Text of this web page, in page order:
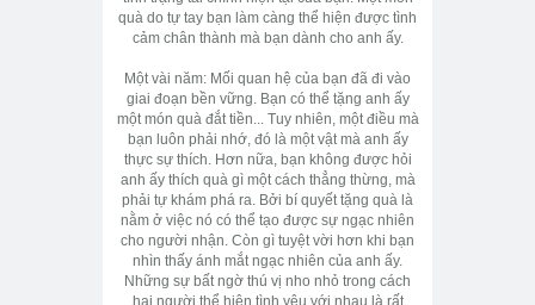
quà do tự tay bạn làm càng thể hiện được tình
cảm chân thành mà bạn dành cho anh ấy.
Một vài năm: Mối quan hệ của bạn đã đi vào
giai đoạn bền vững. Bạn có thể tặng anh ấy
một món quà đắt tiền... Tuy nhiên, một điều mà
bạn luôn phải nhớ, đó là một vật mà anh ấy
thực sự thích. Hơn nữa, bạn không được hỏi
anh ấy thích quà gì một cách thẳng thừng, mà
phải tự khám phá ra. Bởi bí quyết tặng quà là
nằm ở việc nó có thể tạo được sự ngạc nhiên
cho người nhận. Còn gì tuyệt vời hơn khi bạn
nhìn thấy ánh mắt ngạc nhiên của anh ấy.
Những sự bất ngờ thú vị nho nhỏ trong cách
hai người thể hiện tình yêu với nhau là rất